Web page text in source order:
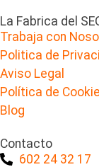
La Fabrica del
Trabaja con
Politica de
Aviso Legal
Política de
Blog
Contacto
602 24 32 17